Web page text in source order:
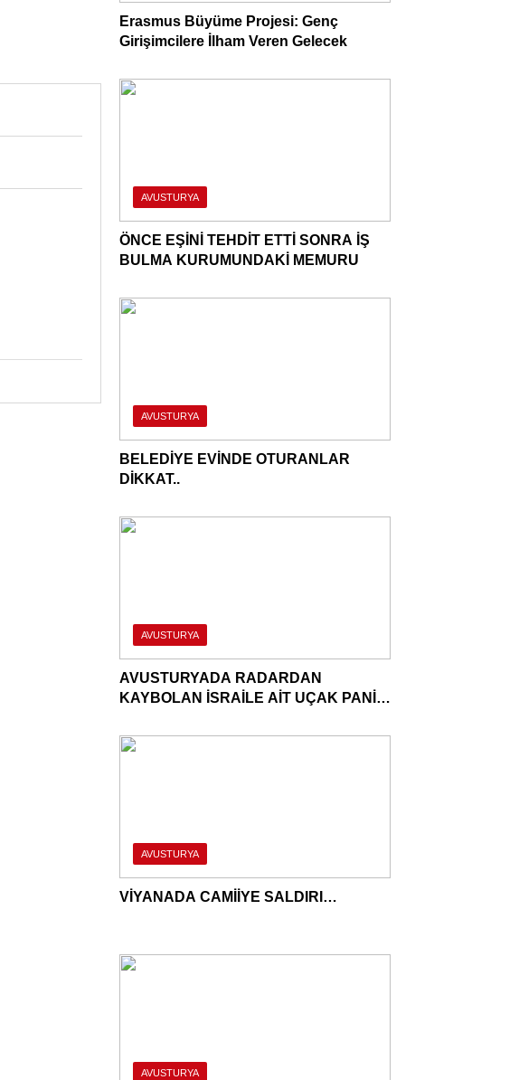
Erasmus Büyüme Projesi: Genç
Girişimcilere İlham Veren Gelecek
AVUSTURYA
ÖNCE EŞİNİ TEHDİT ETTİ SONRA İŞ
BULMA KURUMUNDAKİ MEMURU
AVUSTURYA
BELEDİYE EVİNDE OTURANLAR
DİKKAT..
AVUSTURYA
AVUSTURYADA RADARDAN
KAYBOLAN İSRAİLE AİT UÇAK PANİK
AVUSTURYA
VİYANADA CAMİİYE SALDIRI…
AVUSTURYA